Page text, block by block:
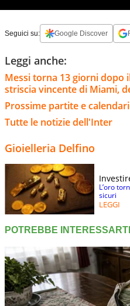
Seguici su: Google Discover
Leggi anche:
Messi torna 13 giorni dopo
striscia vincente di Miami,
Prossime partite e
Tutte le notizie dell'Inter
Gioielleria Delfino
L’oro
sicuri
LEGGI